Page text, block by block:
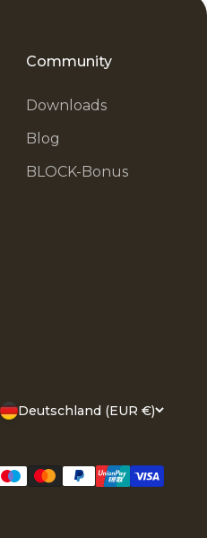
Community
Downloads
Blog
BLOCK-Bonus
Deutschland (EUR €)